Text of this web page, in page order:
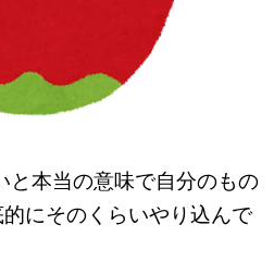
と本当の意味で自分のもの
にそのくらいやり込んで